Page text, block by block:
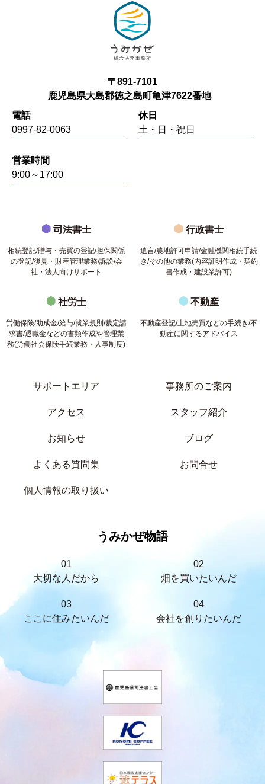
〒891-7101
鹿児島県大島郡徳之島町亀津7622番地
電話
0997-82-0063
休日
土・日・祝日
営業時間
9:00～17:00
司法書士
相続登記/贈与・売買の登記/担保関係
の登記/後見・財産管理業務/訴訟/会
社・法人向けサポート
行政書士
遺言/農地許可申請/金融機関相続手続
き/その他の業務(内容証明作成・契約
書作成・建設業許可)
社労士
労働保険/助成金/給与/就業規則/裁定請
求書/退職金などの書類作成や管理業
務(労働社会保険手続業務・人事制度)
不動産
不動産登記/土地売買などの手続き/不
動産に関するアドバイス
サポートエリア 事務所のご案内
アクセス スタッフ紹介
お知らせ ブログ
よくある質問集 お問合せ
個人情報の取り扱い
うみかぜ物語
01
大切な人だから
02
畑を買いたいんだ
03
ここに住みたいんだ
04
会社を創りたいんだ